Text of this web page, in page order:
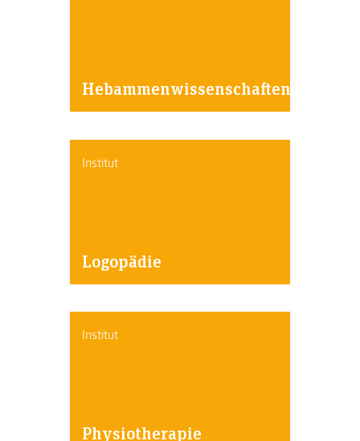
Hebammenwissenschaften
Institut
Logopädie
Institut
Physiotherapie